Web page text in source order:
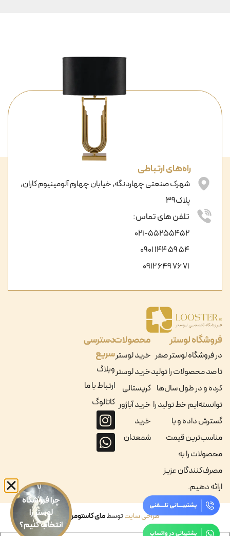
فروشگاه لوستر
در فروشگاه لوستر صفر
تا صد محصولات را تولید
کرده و در طول سال‌ها
توانسته‌ایم خط تولید را
گسترش داده و با
مناسب‌ترین قیمت
محصولات را به
مصرف‌کنندگان عزیز
ارائه دهیم.
محصولات
خرید لوستر
خرید لوستر
کریستالی
خرید آباژور
خرید
شمعدان
دسترسی
سریع
وبلاگ
ارتباط با ما
کاتالوگ
راه‌های ارتباطی
شهرک صنعتی چهاردنگه, خیابان چهارم آلومینیوم کاران,
پلاک39
تلفن های تماس:
021-55255452
54 59 144 0901
71 76 649 0912
طراحی سایتتوسطمای کاستومر
چرا فروشگاه
لوستر را
انتخاب کنیم؟